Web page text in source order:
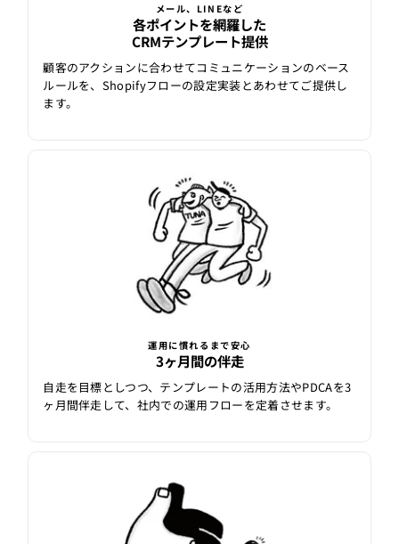
メール、LINEなど
各ポイントを網羅した
CRMテンプレート提供
顧客のアクションに合わせてコミュニケーションのベース
ルールを、Shopifyフローの設定実装とあわせてご提供し
ます。
運用に慣れるまで安心
3ヶ月間の伴走
自走を目標としつつ、テンプレートの活用方法やPDCAを3
ヶ月間伴走して、社内での運用フローを定着させます。